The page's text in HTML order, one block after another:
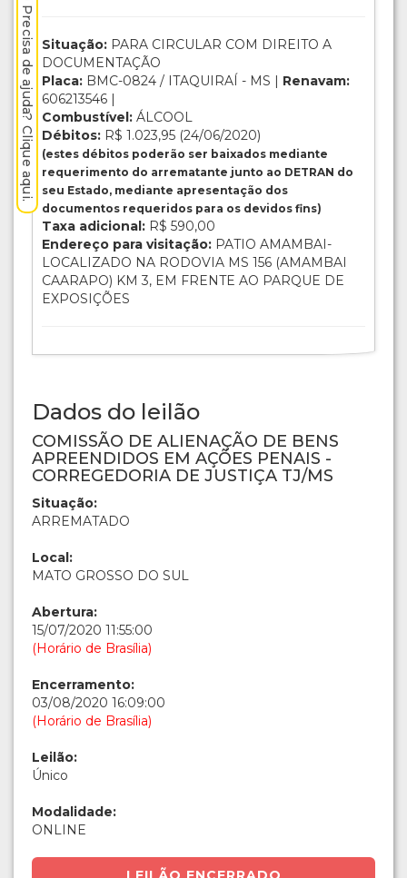
Situação: PARA CIRCULAR COM DIREITO A
DOCUMENTAÇÃO
Placa: BMC-0824 / ITAQUIRAÍ - MS | Renavam:
606213546 |
Combustível: ÁLCOOL
Débitos: R$ 1.023,95 (24/06/2020)
(estes débitos poderão ser baixados mediante
requerimento do arrematante junto ao DETRAN do
seu Estado, mediante apresentação dos
documentos requeridos para os devidos fins)
Taxa adicional: R$ 590,00
Endereço para visitação: PATIO AMAMBAI-
LOCALIZADO NA RODOVIA MS 156 (AMAMBAI
CAARAPO) KM 3, EM FRENTE AO PARQUE DE
EXPOSIÇÕES
Dados do leilão
COMISSÃO DE ALIENAÇÃO DE BENS
APREENDIDOS EM AÇÕES PENAIS -
CORREGEDORIA DE JUSTIÇA TJ/MS
Situação:
ARREMATADO
Local:
MATO GROSSO DO SUL
Abertura:
15/07/2020 11:55:00
(Horário de Brasília)
Encerramento:
03/08/2020 16:09:00
(Horário de Brasília)
Leilão:
Único
Modalidade:
ONLINE
Precisa de ajuda? Clique aqui.